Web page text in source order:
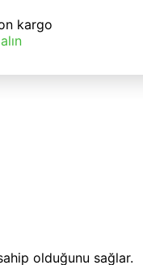
kargo
olduğunu sağlar.